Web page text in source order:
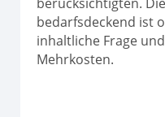
bedarfsdeckend ist
inhaltliche Frage
Mehrkosten.